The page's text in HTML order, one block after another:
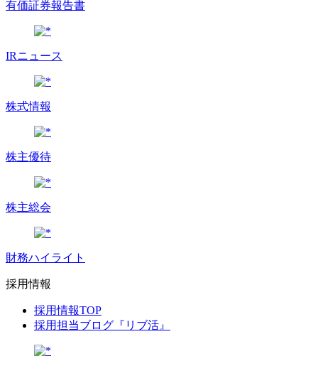
有価証券報告書
IRニュース
株式情報
株主優待
株主総会
財務ハイライト
採用情報
採用情報TOP
採用担当ブログ『リブ活』